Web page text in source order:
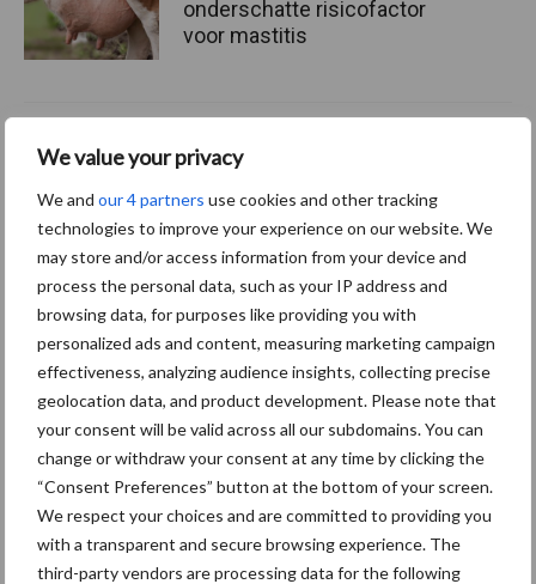
We value your privacy
We and our 4 partners use cookies and other tracking
technologies to improve your experience on our website. We
may store and/or access information from your device and
process the personal data, such as your IP address and
browsing data, for purposes like providing you with
personalized ads and content, measuring marketing campaign
effectiveness, analyzing audience insights, collecting precise
geolocation data, and product development. Please note that
your consent will be valid across all our subdomains. You can
change or withdraw your consent at any time by clicking the
“Consent Preferences” button at the bottom of your screen.
We respect your choices and are committed to providing you
with a transparent and secure browsing experience. The
third-party vendors are processing data for the following
onderschatte risicofactor
voor mastitis
marktaandeel groeien in
krimpende Nederlandse
Themapagina's
Diergezondheid Bemesting Fokkerij
Bedrijfsnieuws
Ligbox &
Voerhekken